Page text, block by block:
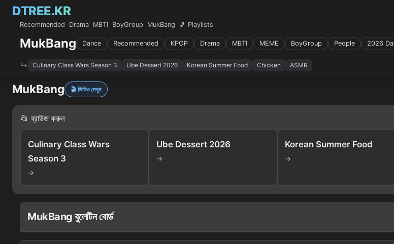
DTREE.KR
Recommended Drama MBTI BoyGroup MukBang 🎵 Playlists
MukBang Dance Recommended KPOP Drama MBTI MEME BoyGroup People 2026
Culinary Class Wars Season 3 Ube Dessert 2026 Korean Summer Food Chicken ASMR
MukBang 🎬 ভিডিও দেখুন
📂 ব্রাউজ করুন
Culinary Class Wars
Season 3
→
Ube Dessert 2026
→
Korean Summer Food
→
MukBang বুলেটিন বোর্ড